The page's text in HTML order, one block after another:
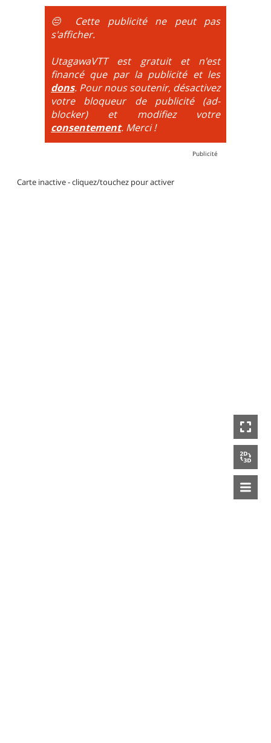
obligatoire.
DH / Gravity : Seule la descente se passe sur le vélo.
La montée est faite via navette ou remontée
mécanique. La difficulté de la descente est indiquée
par des couleurs lorsqu'il s'agit de bikeparks. Vélo
tout suspendu et protections du corps obligatoires.
😔 Cette publicité ne peut pas
s'afficher.
UtagawaVTT est gratuit et n'est
financé que par la publicité et les
dons. Pour nous soutenir, désactivez
votre bloqueur de publicité (ad-
blocker) et modifiez votre
consentement. Merci !